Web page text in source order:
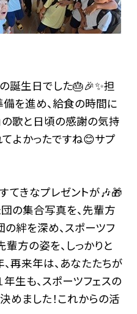
誕生日でした🎂🎉✨担
を進め、給食の時間に
の歌と日頃の感謝の気持
てよかったですね😊サプ
てきなプレゼントが🎶🎁
の集合写真を、先輩方
の絆を深め、スポーツフ
方の姿を、しっかりと
再来年は、あなたたちが
生も、スポーツフェスの
めました！これからの活